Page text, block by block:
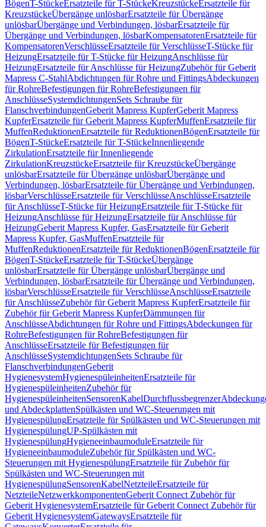
BögenT-StückeErsatzteile für T-StückeKreuzstückeErsatzteile für
KreuzstückeÜbergänge unlösbarErsatzteile für Übergänge
unlösbarÜbergänge und Verbindungen, lösbarErsatzteile für
Übergänge und Verbindungen, lösbarKompensatorenErsatzteile für
KompensatorenVerschlüsseErsatzteile für VerschlüsseT-Stücke für
HeizungErsatzteile für T-Stücke für HeizungAnschlüsse für
HeizungErsatzteile für Anschlüsse für HeizungZubehör für Geberit
Mapress C-StahlAbdichtungen für Rohre und FittingsAbdeckungen
für RohreBefestigungen für RohreBefestigungen für
AnschlüsseSystemdichtungenSets Schraube für
FlanschverbindungenGeberit Mapress KupferGeberit Mapress
KupferErsatzteile für Geberit Mapress KupferMuffenErsatzteile für
MuffenReduktionenErsatzteile für ReduktionenBögenErsatzteile für
BögenT-StückeErsatzteile für T-StückeInnenliegende
ZirkulationErsatzteile für Innenliegende
ZirkulationKreuzstückeErsatzteile für KreuzstückeÜbergänge
unlösbarErsatzteile für Übergänge unlösbarÜbergänge und
Verbindungen, lösbarErsatzteile für Übergänge und Verbindungen,
lösbarVerschlüsseErsatzteile für VerschlüsseAnschlüsseErsatzteile
für AnschlüsseT-Stücke für HeizungErsatzteile für T-Stücke für
HeizungAnschlüsse für HeizungErsatzteile für Anschlüsse für
HeizungGeberit Mapress Kupfer, GasErsatzteile für Geberit
Mapress Kupfer, GasMuffenErsatzteile für
MuffenReduktionenErsatzteile für ReduktionenBögenErsatzteile für
BögenT-StückeErsatzteile für T-StückeÜbergänge
unlösbarErsatzteile für Übergänge unlösbarÜbergänge und
Verbindungen, lösbarErsatzteile für Übergänge und Verbindungen,
lösbarVerschlüsseErsatzteile für VerschlüsseAnschlüsseErsatzteile
für AnschlüsseZubehör für Geberit Mapress KupferErsatzteile für
Zubehör für Geberit Mapress KupferDämmungen für
AnschlüsseAbdichtungen für Rohre und FittingsAbdeckungen für
RohreBefestigungen für RohreBefestigungen für
AnschlüsseErsatzteile für Befestigungen für
AnschlüsseSystemdichtungenSets Schraube für
FlanschverbindungenGeberit
HygienesystemHygienespüleinheitenErsatzteile für
HygienespüleinheitenZubehör für
HygienespüleinheitenSensorenKabelDurchflussbegrenzer
und AbdeckplattenSpülkästen und WC-Steuerungen mit
HygienespülungErsatzteile für Spülkästen und WC-Steuerungen mit
HygienespülungUP-Spülkästen mit
HygienespülungHygieneeinbaumoduleErsatzteile für
HygieneeinbaumoduleZubehör für Spülkästen und WC-
Steuerungen mit HygienespülungErsatzteile für Zubehör für
Spülkästen und WC-Steuerungen mit
HygienespülungSensorenKabelNetzteileErsatzteile für
NetzteileNetzwerkkomponentenGeberit Connect Zubehör für
Geberit HygienesystemErsatzteile für Geberit Connect Zubehör für
Geberit HygienesystemGatewaysErsatzteile für